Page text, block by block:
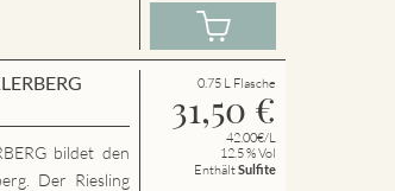
bildet den
Der Riesling
0.75 L Flasche
31,50 €
42.00€/L
12.5 % Vol
EnthältSulfite